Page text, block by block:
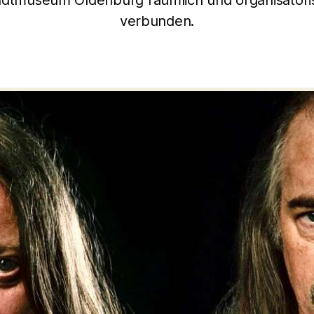
verbunden.